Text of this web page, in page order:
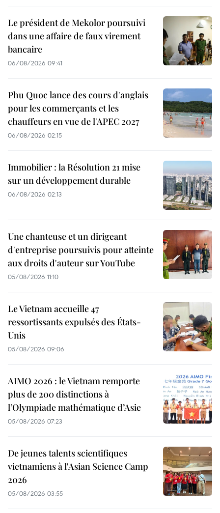
Le président de Mekolor poursuivi
dans une affaire de faux virement
bancaire
06/08/2026 09:41
Phu Quoc lance des cours d'anglais
pour les commerçants et les
chauffeurs en vue de l'APEC 2027
06/08/2026 02:15
Immobilier : la Résolution 21 mise
sur un développement durable
06/08/2026 02:13
Une chanteuse et un dirigeant
d'entreprise poursuivis pour atteinte
aux droits d'auteur sur YouTube
05/08/2026 11:10
Le Vietnam accueille 47
ressortissants expulsés des États-
Unis
05/08/2026 09:06
AIMO 2026 : le Vietnam remporte
plus de 200 distinctions à
l’Olympiade mathématique d’Asie
05/08/2026 07:23
De jeunes talents scientifiques
vietnamiens à l'Asian Science Camp
2026
05/08/2026 03:55